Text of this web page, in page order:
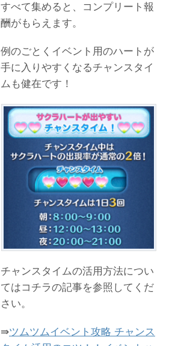
すべて集めると、コンプリート報
酬がもらえます。
例のごとくイベント用のハートが
手に入りやすくなるチャンスタイ
ムも健在です！
チャンスタイムの活用方法につい
てはコチラの記事を参照してくだ
さい。
⇛ツムツムイベント攻略 チャンス